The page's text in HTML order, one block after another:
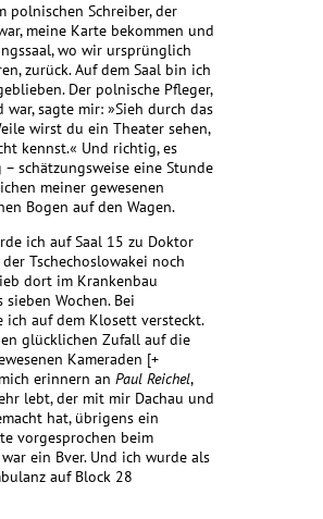
polnischen Schreiber, der
meine Karte bekommen und
wo wir ursprünglich
zurück. Auf dem Saal bin ich
Der polnische Pfleger,
sagte mir: »Sieh durch das
wirst du ein Theater sehen,
kennst.« Und richtig, es
schätzungsweise eine Stunde
meiner gewesenen
Bogen auf den Wagen.
ich auf Saal 15 zu Doktor
Tschechoslowakei noch
dort im Krankenbau
Wochen. Bei
ich auf dem Klosett versteckt.
glücklichen Zufall auf die
Kameraden [+
erinnern an Paul Reichel,
lebt, der mit mir Dachau und
hat, übrigens ein
vorgesprochen beim
ein Bver. Und ich wurde als
auf Block 28